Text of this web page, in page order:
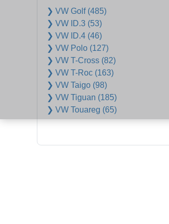
❯ VW Golf (485)
❯ VW ID.3 (53)
❯ VW ID.4 (46)
❯ VW Polo (127)
❯ VW T-Cross (82)
❯ VW T-Roc (163)
❯ VW Taigo (98)
❯ VW Tiguan (185)
❯ VW Touareg (65)